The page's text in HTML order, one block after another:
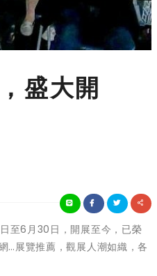
盛大開
至6月30日，開展至今，已榮
…展覽推薦，觀展人潮如織，各